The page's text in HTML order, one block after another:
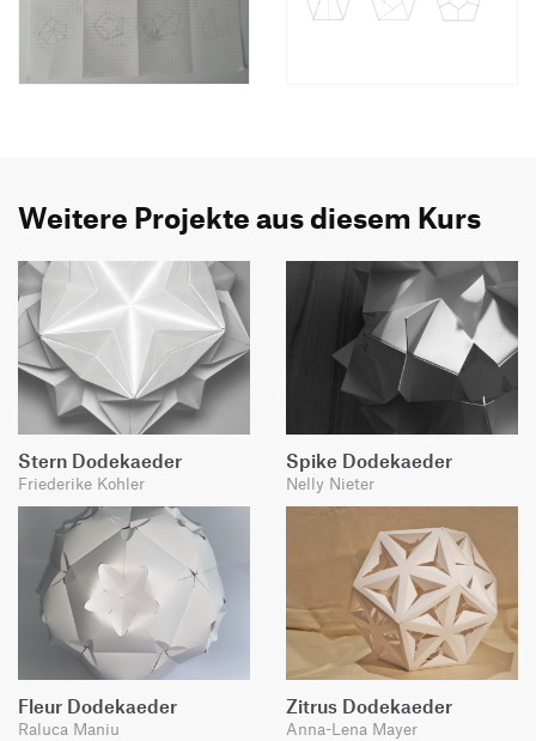
Weitere Projekte aus diesem Kurs
Stern Dodekaeder
Friederike Kohler
Spike Dodekaeder
Nelly Nieter
Fleur Dodekaeder
Raluca Maniu
Zitrus Dodekaeder
Anna-Lena Mayer